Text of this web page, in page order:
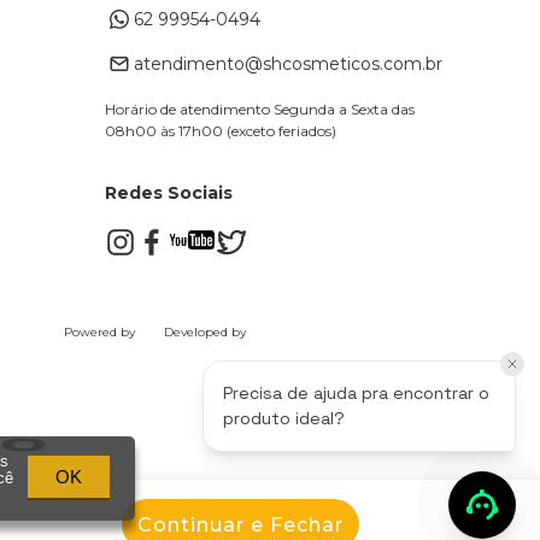
62 99954-0494
atendimento@shcosmeticos.com.br
Horário de atendimento Segunda a Sexta das
08h00 às 17h00 (exceto feriados)
Redes Sociais
Powered by Developed by
de Cosméticos Ltda | CNPJ: 17.871.449/0001-28 | Endereço: Avenida
Precisa de ajuda pra encontrar o
produto ideal?
OK
Continuar e Fechar